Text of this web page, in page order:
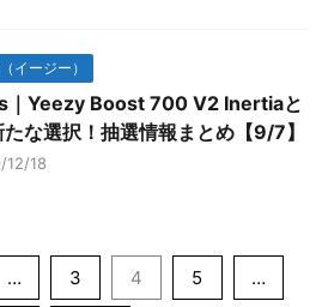
イージー）
｜Yeezy Boost 700 V2 Inertiaと
な選択！抽選情報まとめ【9/7】
12/18
… 3 4 5 …